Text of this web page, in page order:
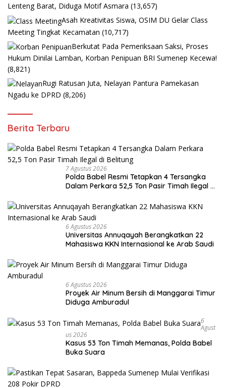
Lenteng Barat, Diduga Motif Asmara (13,657)
Asah Kreativitas Siswa, OSIM DU Gelar Class
Meeting Tingkat Kecamatan (10,717)
Berkutat Pada Pemeriksaan Saksi, Proses
Hukum Dinilai Lamban, Korban Penipuan BRI Sumenep Kecewa!
(8,821)
Rugi Ratusan Juta, Nelayan Pantura Pamekasan
Ngadu ke DPRD (8,206)
Berita Terbaru
7 Agustus 2026
Polda Babel Resmi Tetapkan 4 Tersangka
Dalam Perkara 52,5 Ton Pasir Timah Ilegal di
6 Agustus 2026
Universitas Annuqayah Berangkatkan 22
Mahasiswa KKN Internasional ke Arab Saudi
6 Agustus 2026
Proyek Air Minum Bersih di Manggarai Timur
Diduga Amburadul
6
Agust
Us 2026
Kasus 53 Ton Timah Memanas, Polda Babel
Buka Suara